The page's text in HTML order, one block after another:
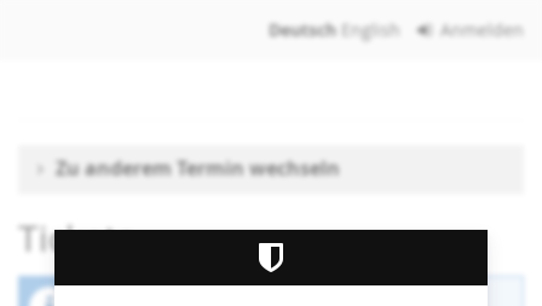
Deutsch English Anmelden
Zu anderem Termin wechseln
Tickets